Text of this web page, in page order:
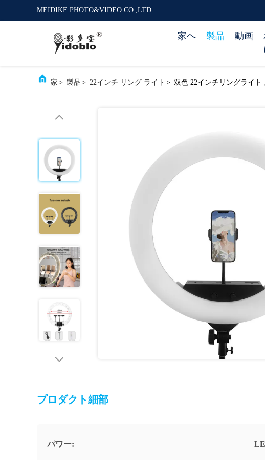
MEIDIKE PHOTO&VIDEO CO.,LTD
家へ 製品 動画
家 > 製品 > 22インチ リング ライト > 双色 22インチリングライト
プロダクト細部
パワー: